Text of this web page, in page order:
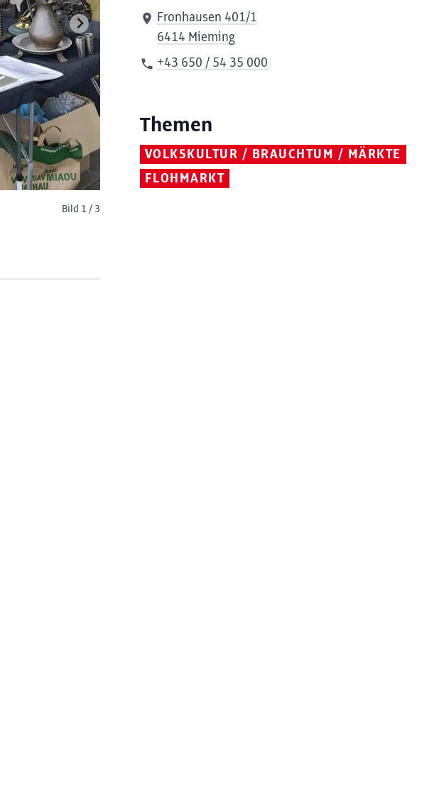
Bild 1 / 3
Fronhausen 401/1
6414 Mieming
+43 650 / 54 35 000
Themen
VOLKSKULTUR / BRAUCHTUM / MÄRKTE
FLOHMARKT